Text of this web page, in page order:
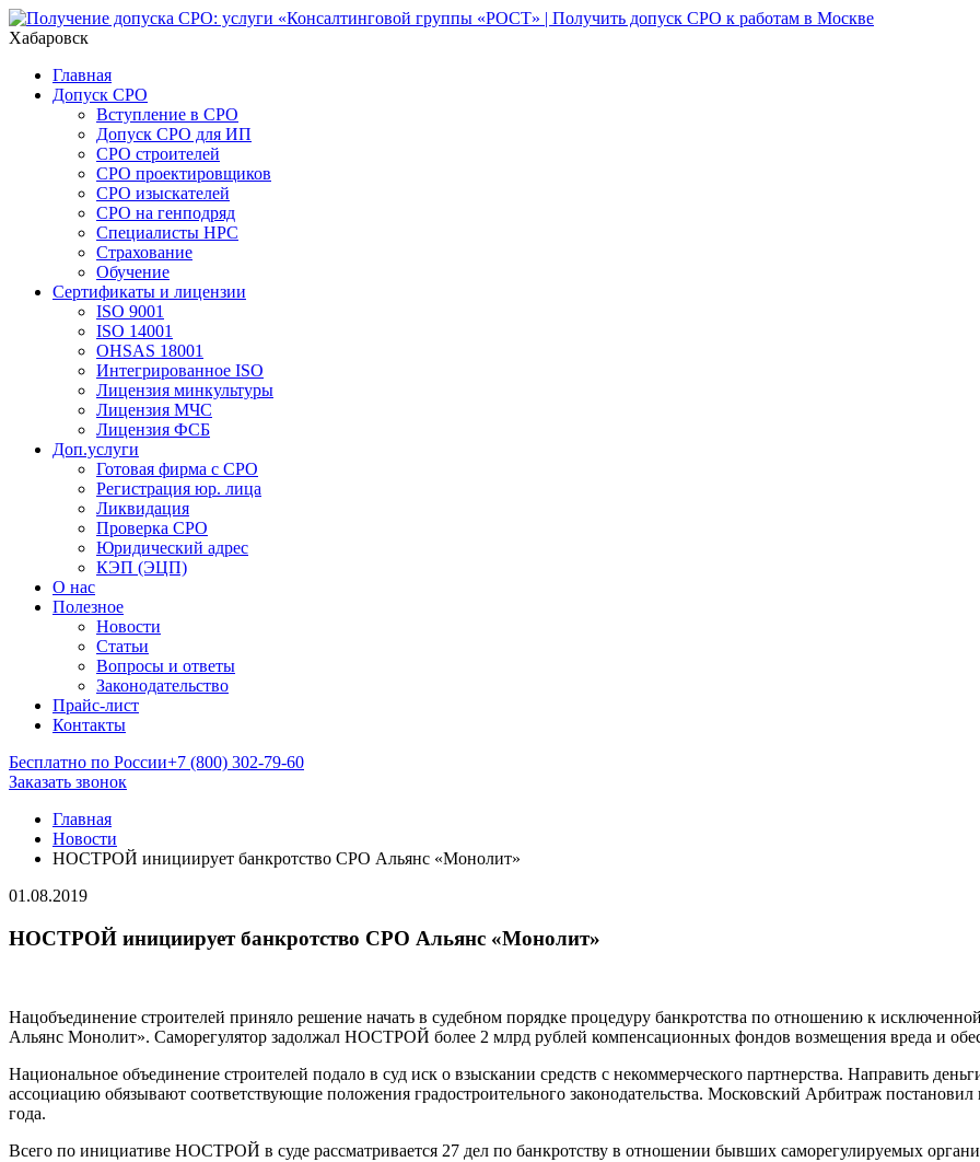
Хабаровск
Главная
Допуск СРО
Вступление в СРО
Допуск СРО для ИП
СРО строителей
СРО проектировщиков
СРО изыскателей
СРО на генподряд
Специалисты НРС
Страхование
Обучение
Сертификаты и лицензии
ISO 9001
ISO 14001
OHSAS 18001
Интегрированное ISO
Лицензия минкультуры
Лицензия МЧС
Лицензия ФСБ
Доп.услуги
Готовая фирма с СРО
Регистрация юр. лица
Ликвидация
Проверка СРО
Юридический адрес
КЭП (ЭЦП)
О нас
Полезное
Новости
Статьи
Вопросы и ответы
Законодательство
Прайс-лист
Контакты
Бесплатно по России+7 (800) 302-79-60
Заказать звонок
Главная
Новости
НОСТРОЙ инициирует банкротство СРО Альянс «Монолит»
01.08.2019
НОСТРОЙ инициирует банкротство СРО Альянс «Монолит»
Нацобъединение строителей приняло решение начать в судебном порядке процедуру банкротства по отношению к
Альянс Монолит». Саморегулятор задолжал НОСТРОЙ более 2 млрд рублей компенсационных фондов возмещения вреда и
Национальное объединение строителей подало в суд иск о взыскании средств с некоммерческого партнерства. Направить
ассоциацию обязывают соответствующие положения градостроительного законодательства. Московский Арбитраж
года.
Всего по инициативе НОСТРОЙ в суде рассматривается 27 дел по банкротству в отношении бывших саморегулируемых